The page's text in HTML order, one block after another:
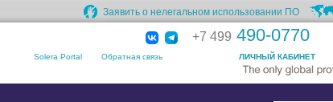
+7 499 490-0770
Solera Portal Обратная связь ЛИЧНЫЙ КАБИНЕТ
Заявить о нелегальном использовании ПО